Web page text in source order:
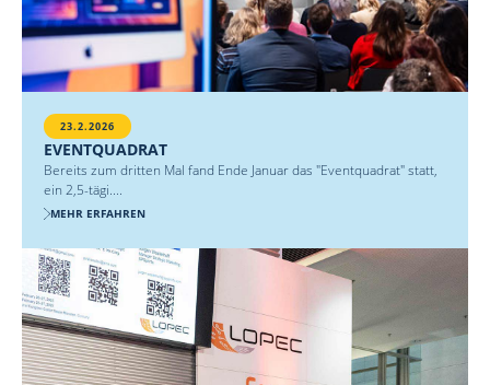
23.2.2026
EVENTQUADRAT
Bereits zum dritten Mal fand Ende Januar das "Eventquadrat" statt,
ein 2,5-tägi....
MEHR ERFAHREN